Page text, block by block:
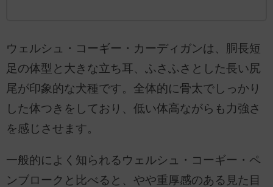
ウェルシュ・コーギー・カーディガンは、胴長短
足の体型と大きな立ち耳、ふさふさとした長い尻
尾が印象的な犬種です。全体的に骨太でしっかり
した体つきをしており、低い体高ながらも力強さ
を感じさせます。
一般的によく知られるウェルシュ・コーギー・ペ
ンブロークと比べると、やや重厚感のある見た目